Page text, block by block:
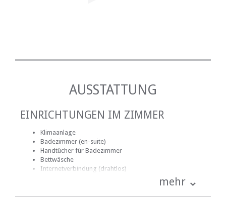
AUSSTATTUNG
EINRICHTUNGEN IM ZIMMER
Klimaanlage
Badezimmer (en-suite)
Handtücher für Badezimmer
Bettwäsche
Internetverbindung (drahtlos)
mehr